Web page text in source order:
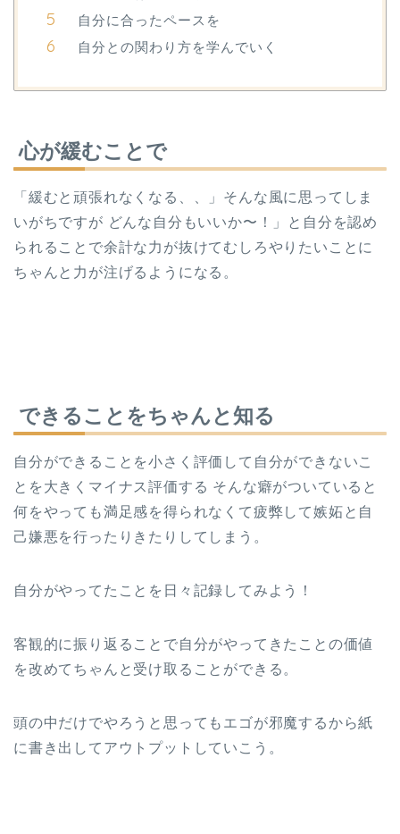
自分に合ったペースを
自分との関わり方を学んでいく
心が緩むことで
「緩むと頑張れなくなる、、」そんな風に思ってしま
いがちですが どんな自分もいいか〜！」と自分を認め
られることで余計な力が抜けてむしろやりたいことに
ちゃんと力が注げるようになる。
できることをちゃんと知る
自分ができることを小さく評価して自分ができないこ
とを大きくマイナス評価する そんな癖がついていると
何をやっても満足感を得られなくて疲弊して嫉妬と自
己嫌悪を行ったりきたりしてしまう。
自分がやってたことを日々記録してみよう！
客観的に振り返ることで自分がやってきたことの価値
を改めてちゃんと受け取ることができる。
頭の中だけでやろうと思ってもエゴが邪魔するから紙
に書き出してアウトプットしていこう。